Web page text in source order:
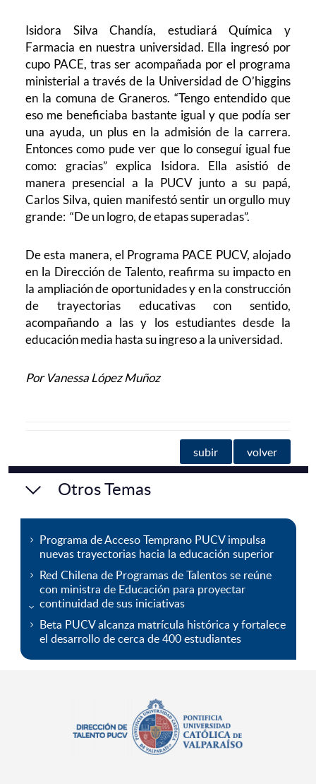
Isidora Silva Chandía, estudiará Química y
Farmacia en nuestra universidad. Ella ingresó por
cupo PACE, tras ser acompañada por el programa
ministerial a través de la Universidad de O’higgins
en la comuna de Graneros. “Tengo entendido que
eso me beneficiaba bastante igual y que podía ser
una ayuda, un plus en la admisión de la carrera.
Entonces como pude ver que lo conseguí igual fue
como: gracias” explica Isidora. Ella asistió de
manera presencial a la PUCV junto a su papá,
Carlos Silva, quien manifestó sentir un orgullo muy
grande: “De un logro, de etapas superadas”.
De esta manera, el Programa PACE PUCV, alojado
en la Dirección de Talento, reafirma su impacto en
la ampliación de oportunidades y en la construcción
de trayectorias educativas con sentido,
acompañando a las y los estudiantes desde la
educación media hasta su ingreso a la universidad.
Por Vanessa López Muñoz
subir volver
Otros Temas
Programa de Acceso Temprano PUCV impulsa
nuevas trayectorias hacia la educación superior
Red Chilena de Programas de Talentos se reúne
con ministra de Educación para proyectar
continuidad de sus iniciativas
Beta PUCV alcanza matrícula histórica y fortalece
el desarrollo de cerca de 400 estudiantes